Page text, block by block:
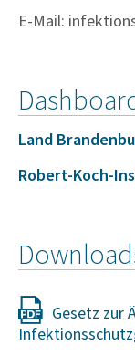
E-Mail:
Land
Robert-Koch-
Gesetz zur